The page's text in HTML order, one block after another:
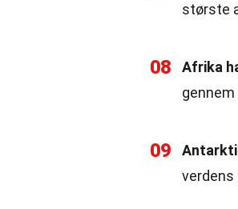
største
08 Afrika
gennem
09
verdens